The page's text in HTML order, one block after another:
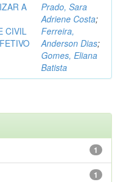
A
CIVIL
Prado, Sara
Adriene Costa;
Ferreira,
Anderson Dias;
Gomes, Eliana
Batista
1
1